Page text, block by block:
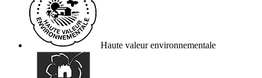
Haute valeur environnementale